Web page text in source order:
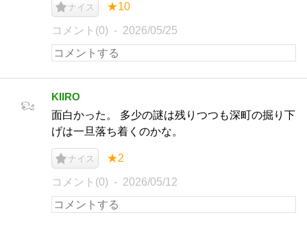
ナイス ★10
コメント(0) 2026/05/25
KIIRO
面白かった。 多少の謎は残りつつも深町の掘り下
げは一旦落ち着くのかな。
ナイス ★2
コメント(0) 2026/05/12